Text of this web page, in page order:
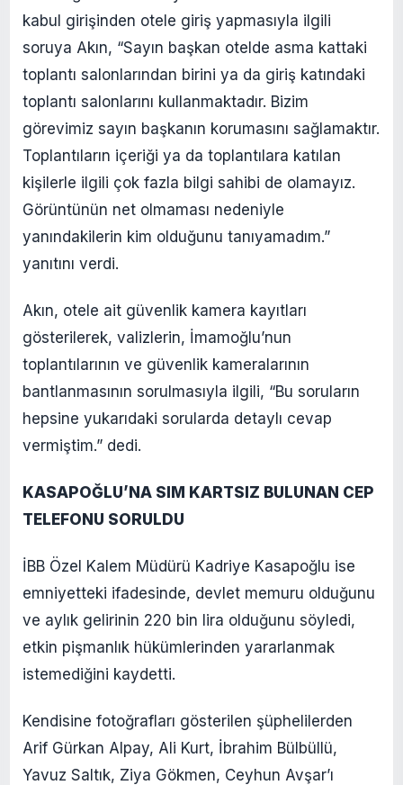
kabul girişinden otele giriş yapmasıyla ilgili
soruya Akın, “Sayın başkan otelde asma kattaki
toplantı salonlarından birini ya da giriş katındaki
toplantı salonlarını kullanmaktadır. Bizim
görevimiz sayın başkanın korumasını sağlamaktır.
Toplantıların içeriği ya da toplantılara katılan
kişilerle ilgili çok fazla bilgi sahibi de olamayız.
Görüntünün net olmaması nedeniyle
yanındakilerin kim olduğunu tanıyamadım.”
yanıtını verdi.
Akın, otele ait güvenlik kamera kayıtları
gösterilerek, valizlerin, İmamoğlu’nun
toplantılarının ve güvenlik kameralarının
bantlanmasının sorulmasıyla ilgili, “Bu soruların
hepsine yukarıdaki sorularda detaylı cevap
vermiştim.” dedi.
KASAPOĞLU’NA SIM KARTSIZ BULUNAN CEP
TELEFONU SORULDU
İBB Özel Kalem Müdürü Kadriye Kasapoğlu ise
emniyetteki ifadesinde, devlet memuru olduğunu
ve aylık gelirinin 220 bin lira olduğunu söyledi,
etkin pişmanlık hükümlerinden yararlanmak
istemediğini kaydetti.
Kendisine fotoğrafları gösterilen şüphelilerden
Arif Gürkan Alpay, Ali Kurt, İbrahim Bülbüllü,
Yavuz Saltık, Ziya Gökmen, Ceyhun Avşar’ı